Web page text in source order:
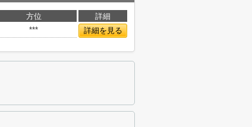
方位
詳細
*** 詳細を見る